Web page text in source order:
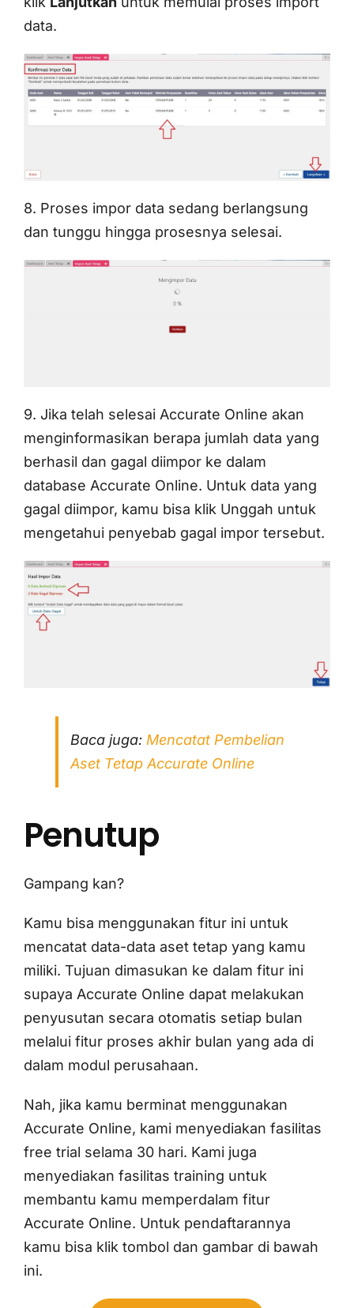
data.
8. Proses impor data sedang berlangsung
dan tunggu hingga prosesnya selesai.
9. Jika telah selesai Accurate Online akan
menginformasikan berapa jumlah data yang
berhasil dan gagal diimpor ke dalam
database Accurate Online. Untuk data yang
gagal diimpor, kamu bisa klik Unggah untuk
mengetahui penyebab gagal impor tersebut.
Baca juga: Mencatat Pembelian
Aset Tetap Accurate Online
Penutup
Gampang kan?
Kamu bisa menggunakan fitur ini untuk
mencatat data-data aset tetap yang kamu
miliki. Tujuan dimasukan ke dalam fitur ini
supaya Accurate Online dapat melakukan
penyusutan secara otomatis setiap bulan
melalui fitur proses akhir bulan yang ada di
dalam modul perusahaan.
Nah, jika kamu berminat menggunakan
Accurate Online, kami menyediakan fasilitas
free trial selama 30 hari. Kami juga
menyediakan fasilitas training untuk
membantu kamu memperdalam fitur
Accurate Online. Untuk pendaftarannya
kamu bisa klik tombol dan gambar di bawah
ini.